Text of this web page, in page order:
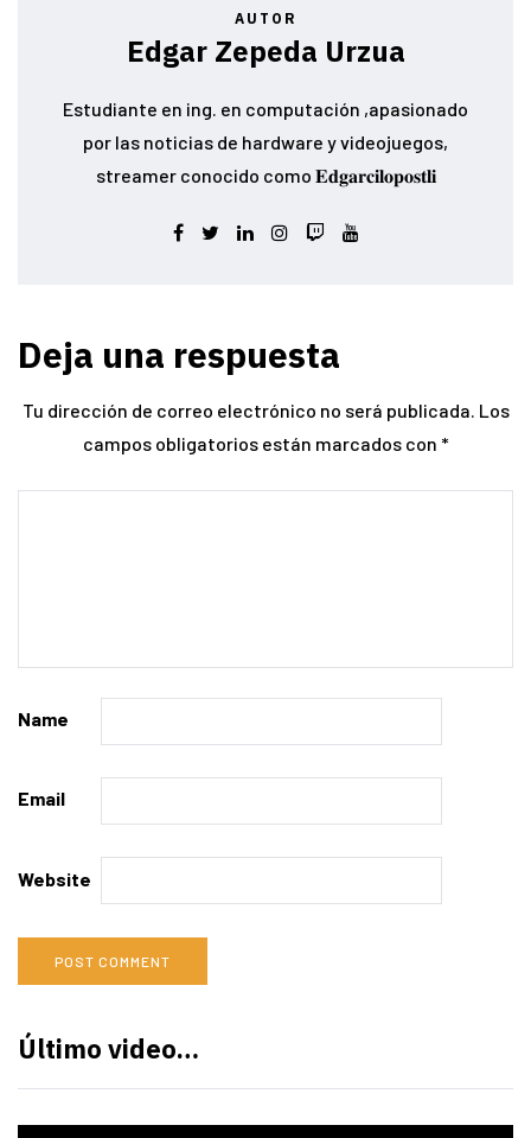
AUTOR
Edgar Zepeda Urzua
Estudiante en ing. en computación ,apasionado
por las noticias de hardware y videojuegos,
streamer conocido como 𝐄𝐝𝐠𝐚𝐫𝐜𝐢𝐥𝐨𝐩𝐨𝐬𝐭𝐥𝐢
Deja una respuesta
Tu dirección de correo electrónico no será publicada. Los
campos obligatorios están marcados con *
Name
Email
Website
Último video…